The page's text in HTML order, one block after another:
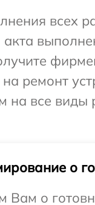
всех
акта
ремонт
на все виды
о
о